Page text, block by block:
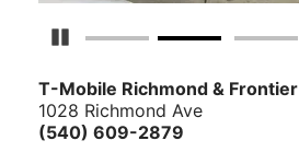
Detener carrusel
T-Mobile Richmond & Frontier
1028 Richmond Ave
(540) 609-2879